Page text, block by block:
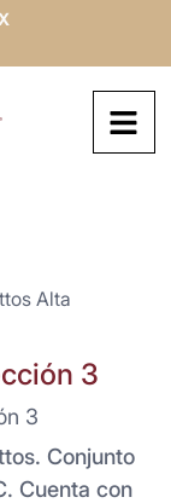
Alta
3
3
Conjunto
Cuenta con